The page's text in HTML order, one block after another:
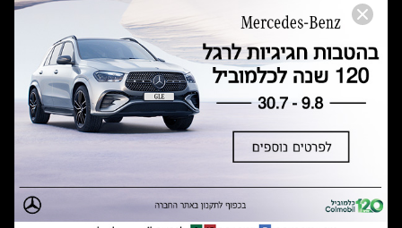
הודעה על הטבות לרכבי מרצדס בהסדר פשרה בתצ 56447-02-19
תקנון ימי מכירות 120 לכלמוביל
מצאו אותנו
אולמות תצוגה
מרכזי שירות